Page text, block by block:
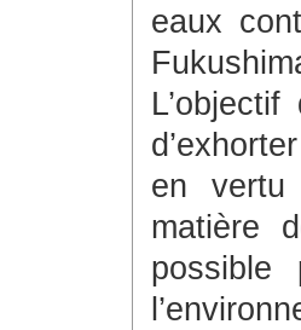
eaux
en vertu
matière